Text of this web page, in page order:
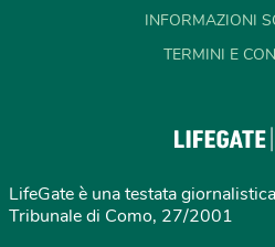
INFORMAZIONI
TERMINI E
LifeGate è una testata
Tribunale di Como, 27/2001